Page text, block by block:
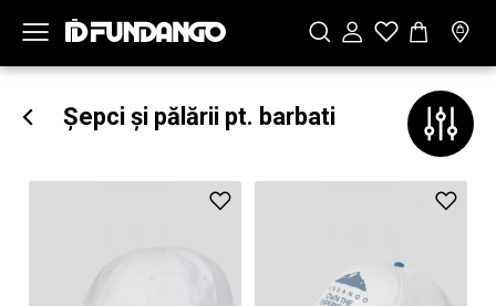
Șepci și pălării pt. barbati